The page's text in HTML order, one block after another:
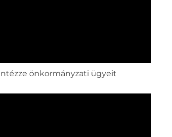
önkormányzati ügyeit